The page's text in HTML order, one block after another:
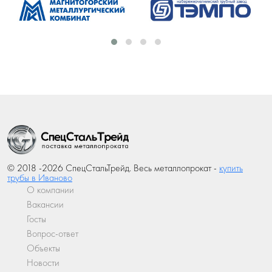
© 2018 -2026 СпецСтальТрейд. Весь металлопрокат - купить
трубы в Иваново
О компании
Вакансии
Госты
Вопрос-ответ
Объекты
Новости